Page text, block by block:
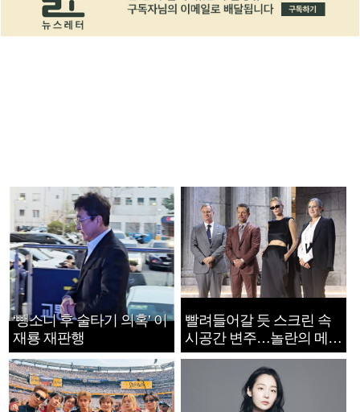
‘뺑소니 후 술타기 의혹’ 이
재룡 재판행
빨려들어갈 듯 스크린 속
시공간 변주…놀란의 메시
지는 ‘전쟁 속죄’